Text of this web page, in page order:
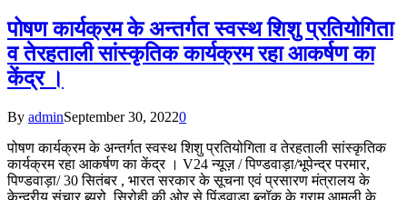
पोषण कार्यक्रम के अन्तर्गत स्वस्थ शिशु प्रतियोगिता
व तेरहताली सांस्कृतिक कार्यक्रम रहा आकर्षण का
केंद्र ।
By adminSeptember 30, 20220
पोषण कार्यक्रम के अन्तर्गत स्वस्थ शिशु प्रतियोगिता व तेरहताली सांस्कृतिक
कार्यक्रम रहा आकर्षण का केंद्र । V24 न्यूज़ / पिण्डवाड़ा/भूपेन्द्र परमार,
पिण्डवाड़ा/ 30 सितंबर , भारत सरकार के सूचना एवं प्रसारण मंत्रालय के